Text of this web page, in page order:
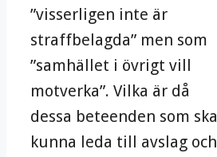
”visserligen inte är
straffbelagda” men som
”samhället i övrigt vill
motverka”. Vilka är då
dessa beteenden som ska
kunna leda till avslag och